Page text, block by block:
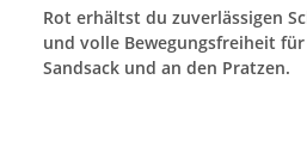
Rot erhältst du zuverlässigen
und volle Bewegungsfreiheit
Sandsack und an den Pratzen.